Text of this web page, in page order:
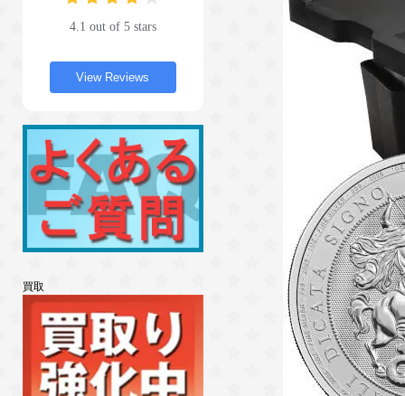
4.1 out of 5 stars
View Reviews
買取